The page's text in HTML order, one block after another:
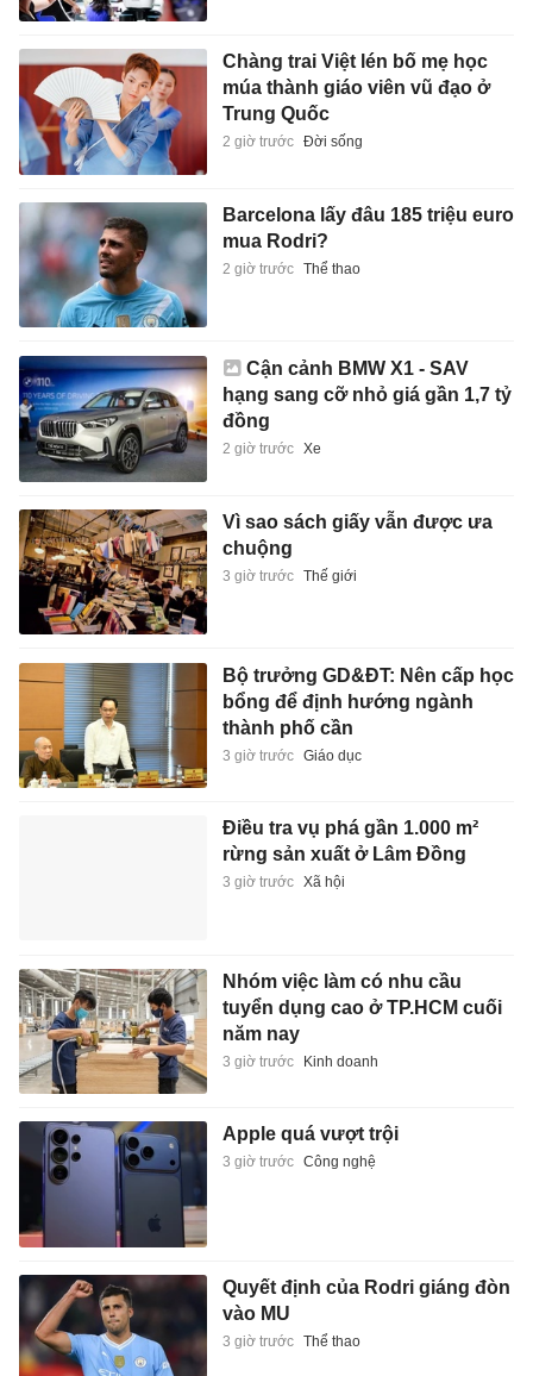
Chàng trai Việt lén bố mẹ học
múa thành giáo viên vũ đạo ở
Trung Quốc
2 giờ trước Đời sống
Barcelona lấy đâu 185 triệu euro
mua Rodri?
2 giờ trước Thể thao
Cận cảnh BMW X1 - SAV
hạng sang cỡ nhỏ giá gần 1,7 tỷ
đồng
2 giờ trước Xe
Vì sao sách giấy vẫn được ưa
chuộng
3 giờ trước Thế giới
Bộ trưởng GD&ĐT: Nên cấp học
bổng để định hướng ngành
thành phố cần
3 giờ trước Giáo dục
Điều tra vụ phá gần 1.000 m²
rừng sản xuất ở Lâm Đồng
3 giờ trước Xã hội
Nhóm việc làm có nhu cầu
tuyển dụng cao ở TP.HCM cuối
năm nay
3 giờ trước Kinh doanh
Apple quá vượt trội
3 giờ trước Công nghệ
Quyết định của Rodri giáng đòn
vào MU
3 giờ trước Thể thao